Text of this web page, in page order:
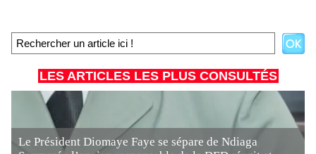
LES ARTICLES LES PLUS CONSULTÉS
Le Président Diomaye Faye se sépare de Ndiaga